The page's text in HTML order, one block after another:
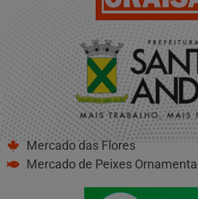
Mercado das Flores
Mercado de Peixes